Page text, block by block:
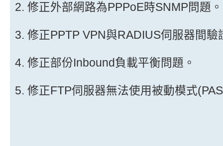
2. 修正外部網路為PPPoE時SNMP問題。
3. 修正PPTP VPN與RADIUS伺服器間驗
4. 修正部份Inbound負載平衡問題。
5. 修正FTP伺服器無法使用被動模式